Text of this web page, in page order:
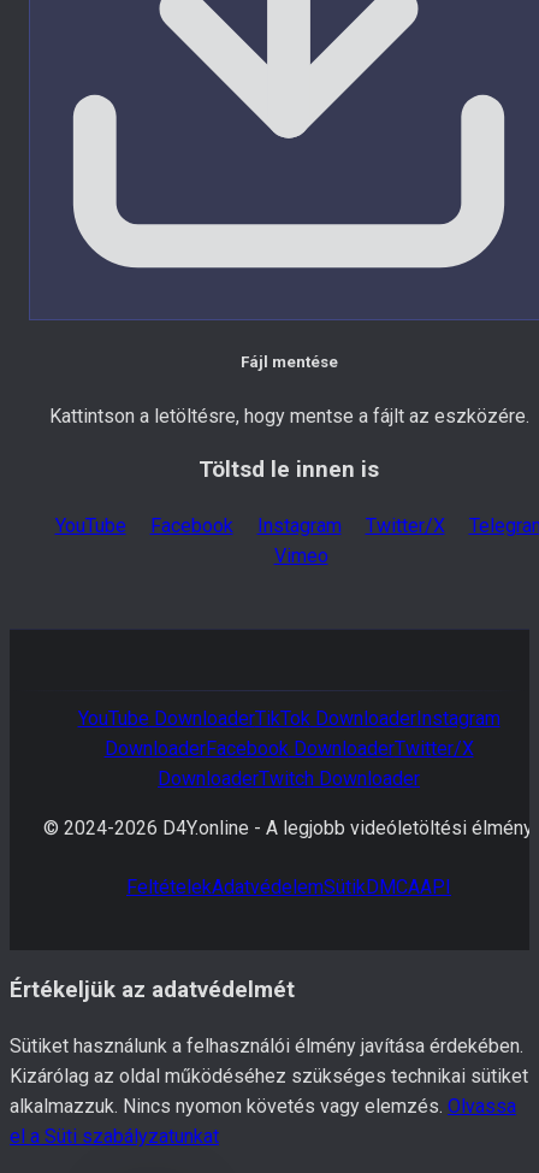
Fájl mentése
Kattintson a letöltésre, hogy mentse a fájlt az eszközére.
Töltsd le innen is
YouTube Facebook Instagram Twitter/X
Vimeo
YouTube DownloaderTikTokDownloaderInstagram
DownloaderFacebookDownloaderTwitter/X
DownloaderTwitch Downloader
© 2024-2026 D4Y.online - A legjobb videóletöltési élmény.
FeltételekAdatvédelemSütikDMCAAPI
Értékeljük az adatvédelmét
Sütiket használunk a felhasználói élmény javítása érdekében.
Kizárólag az oldal működéséhez szükséges technikai sütiket
alkalmazzuk. Nincs nyomon követés vagy elemzés. Olvassa
el a Süti szabályzatunkat